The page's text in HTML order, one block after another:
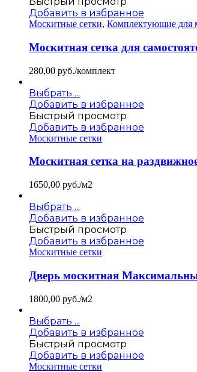
Добавить в избранное
Москитные сетки, Комплектующие для
Москитная сетка для
280,00 руб./комплект
Выбрать ...
Добавить в избранное
Быстрый просмотр
Добавить в избранное
Москитные сетки
Москитная сетка на
1650,00 руб./м2
Выбрать ...
Добавить в избранное
Быстрый просмотр
Добавить в избранное
Москитные сетки
Дверь москитная
1800,00 руб./м2
Выбрать ...
Добавить в избранное
Быстрый просмотр
Добавить в избранное
Москитные сетки